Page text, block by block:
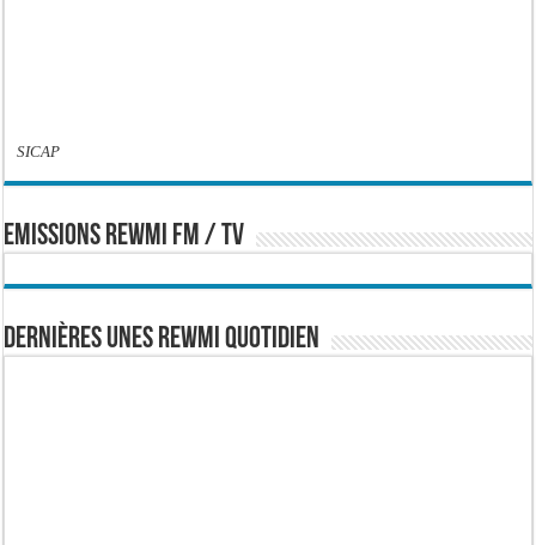
SICAP
EMISSIONS REWMI FM / TV
Dernières Unes Rewmi Quotidien